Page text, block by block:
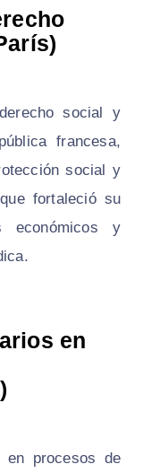
social y
francesa,
social y
fortaleció su
económicos y
en
en procesos de